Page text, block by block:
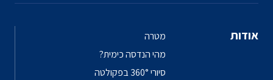
אודות
מטרה
מהי הנדסה כימית?
סיורי 360° בפקולטה